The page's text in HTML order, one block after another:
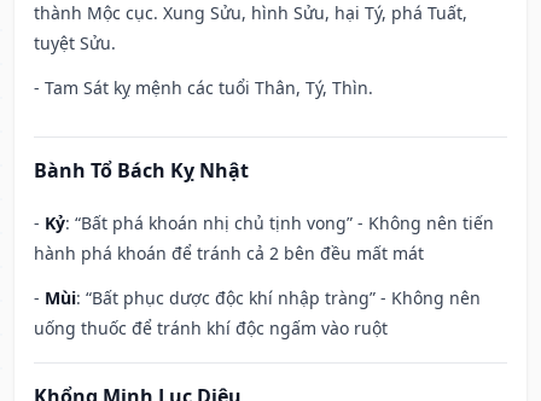
thành Mộc cục. Xung Sửu, hình Sửu, hại Tý, phá Tuất,
tuyệt Sửu.
- Tam Sát kỵ mệnh các tuổi Thân, Tý, Thìn.
Bành Tổ Bách Kỵ Nhật
- Kỷ: “Bất phá khoán nhị chủ tịnh vong” - Không nên tiến
hành phá khoán để tránh cả 2 bên đều mất mát
- Mùi: “Bất phục dược độc khí nhập tràng” - Không nên
uống thuốc để tránh khí độc ngấm vào ruột